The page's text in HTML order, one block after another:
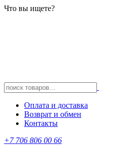
Что вы ищете?
Оплата и доставка
Возврат и обмен
Контакты
+7 706 806 00 66